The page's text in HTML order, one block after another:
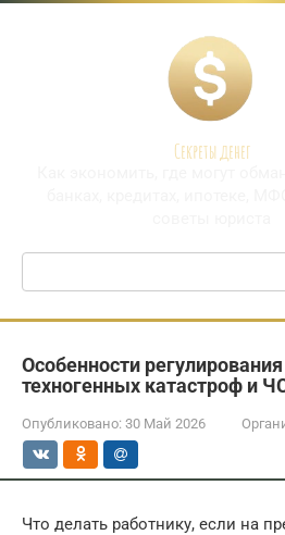
Перейти
Секреты денег
Поиск:
Особенности
техногенных катастроф и
Опубликовано: 30 Май 2026
Что делать работнику, если на